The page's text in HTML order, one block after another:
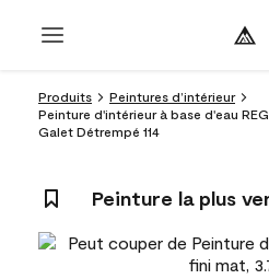
Produits
Peintures d’intérieur
Peinture d'intérieur à base d'eau
Galet Détrempé 114
Peinture la plus